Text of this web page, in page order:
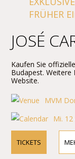
FRÜHER
JOSÉ
Kaufen Sie
Budapest.
Website.
MVM
Mi. 12
TICKETS